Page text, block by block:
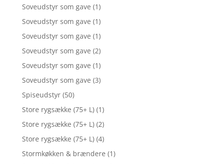
Soveudstyr som gave (1)
Soveudstyr som gave (1)
Soveudstyr som gave (1)
Soveudstyr som gave (2)
Soveudstyr som gave (1)
Soveudstyr som gave (3)
Spiseudstyr (50)
Store rygsække (75+ L) (1)
Store rygsække (75+ L) (2)
Store rygsække (75+ L) (4)
Stormkøkken & brændere (1)